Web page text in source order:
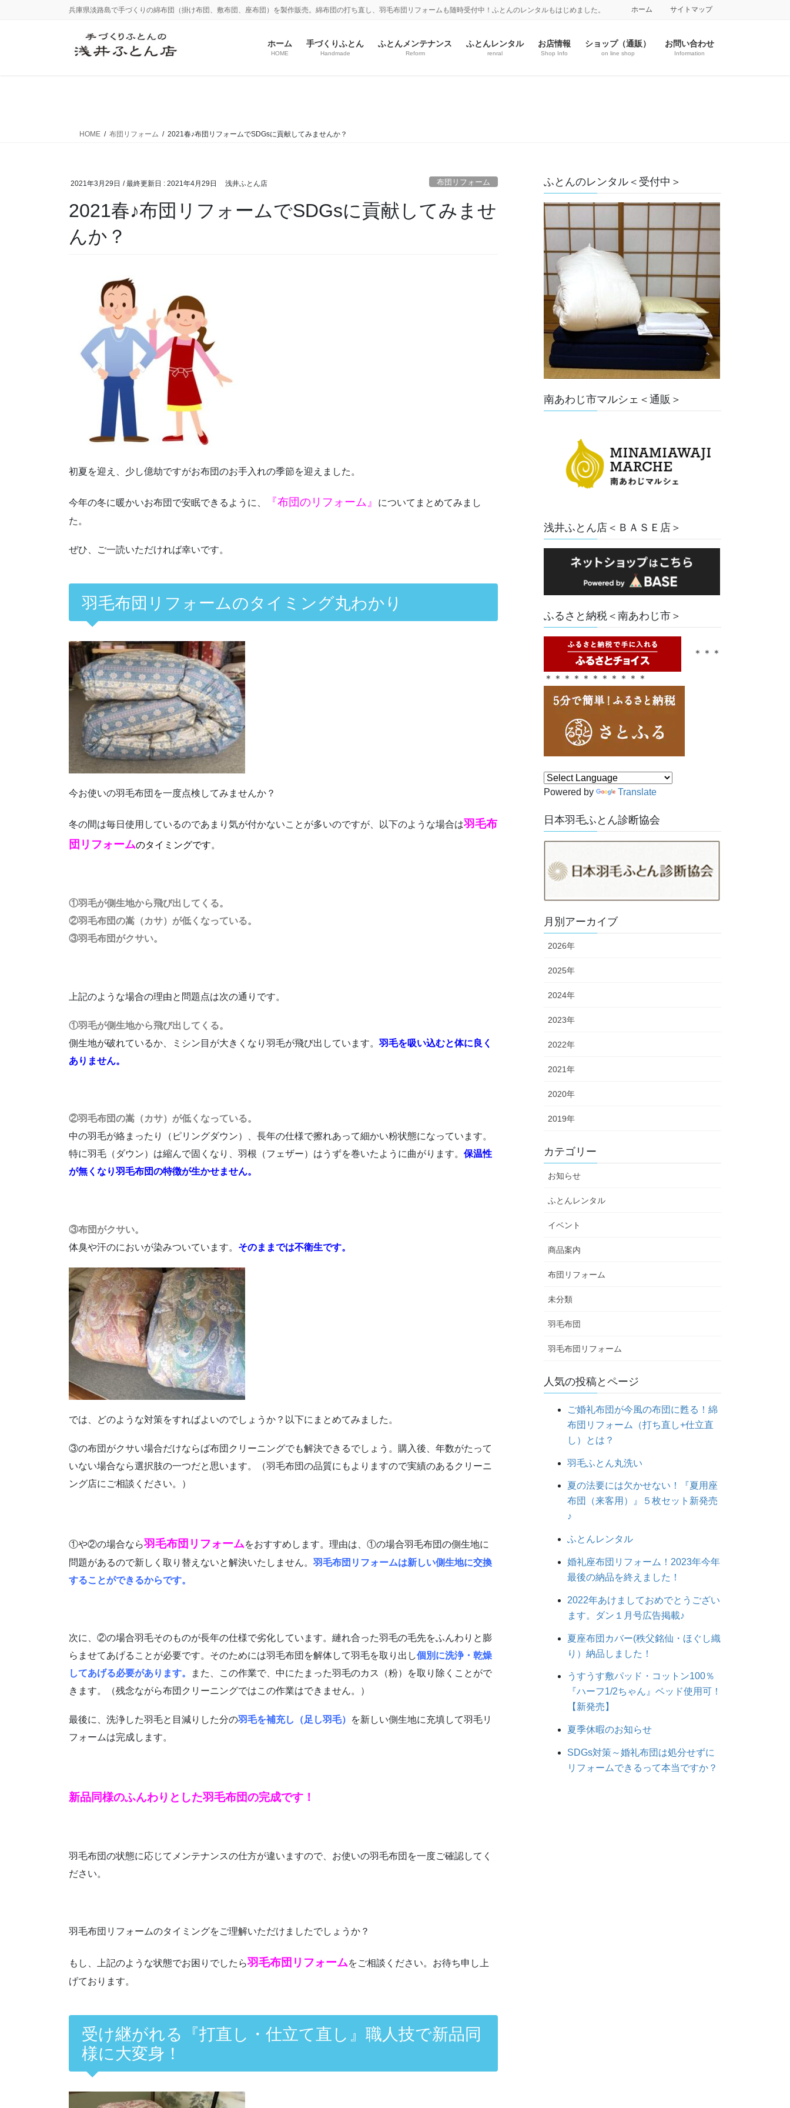
兵庫県淡路島で手づくりの綿布団（掛け布団、敷布団、座布団）を製作販売。綿布団の打ち直し、羽毛布団リフォームも随時受付中！ふとんのレンタルもはじめました。 ホーム サイトマップ
ホーム
HOME
手づくりふとん
Handmade
ふとんメンテナンス
Reform
ふとんレンタル
renral
お店情報
Shop Info
ショップ（通販）
on line shop
お問い合わせ
Information
HOME 布団リフォーム 2021春♪布団リフォームでSDGsに貢献してみませんか？
2021年3月29日 / 最終更新日 : 2021年4月29日 浅井ふとん店 布団リフォーム
2021春♪布団リフォームでSDGsに貢献してみませ
んか？
初夏を迎え、少し億劫ですがお布団のお手入れの季節を迎えました。
今年の冬に暖かいお布団で安眠できるように、 『布団のリフォーム』
についてまとめてみまし
た。
ぜひ、ご一読いただければ幸いです。
羽毛布団リフォームのタイミング丸わかり
今お使いの羽毛布団を一度点検してみませんか？
冬の間は毎日使用しているのであまり気が付かないことが多いのですが、以下のような場合は羽毛布
団リフォームのタイミングです。
①羽毛が側生地から飛び出してくる。
②羽毛布団の嵩（カサ）が低くなっている。
③羽毛布団がクサい。
上記のような場合の理由と問題点は次の通りです。
①羽毛が側生地から飛び出してくる。
側生地が破れているか、ミシン目が大きくなり羽毛が飛び出しています。 羽毛を吸い込むと体に良く
ありません。
②羽毛布団の嵩（カサ）が低くなっている。
中の羽毛が絡まったり（ピリングダウン）、長年の仕様で擦れあって細かい粉状態になっています。
特に羽毛（ダウン）は縮んで固くなり、羽根（フェザー）はうずを巻いたように曲がります。 保温性
が無くなり羽毛布団の特徴が生かせません。
③布団がクサい。
体臭や汗のにおいが染みついています。 そのままでは不衛生です。
では、どのような対策をすればよいのでしょうか？以下にまとめてみました。
③の布団がクサい場合だけならば布団クリーニングでも解決できるでしょう。購入後、年数がたって
いない場合なら選択肢の一つだと思います。（羽毛布団の品質にもよりますので実績のあるクリーニ
ング店にご相談ください。）
①や②の場合なら羽毛布団リフォームをおすすめします。理由は、①の場合羽毛布団の側生地に
問題があるので新しく取り替えないと解決いたしません。 羽毛布団リフォームは新しい側生地に交換
することができるからです。
次に、②の場合羽毛そのものが長年の仕様で劣化しています。縺れ合った羽毛の毛先をふんわりと膨
らませてあげることが必要です。そのためには羽毛布団を解体して羽毛を取り出し個別に洗浄・乾燥
してあげる必要があります。
また、この作業で、中にたまった羽毛のカス（粉）を取り除くことがで
きます。（残念ながら布団クリーニングではこの作業はできません。）
最後に、洗浄した羽毛と目減りした分の羽毛を補充し（足し羽毛）
を新しい側生地に充填して羽毛リ
フォームは完成します。
新品同様のふんわりとした羽毛布団の完成です！
羽毛布団の状態に応じてメンテナンスの仕方が違いますので、お使いの羽毛布団を一度ご確認してく
ださい。
羽毛布団リフォームのタイミングをご理解いただけましたでしょうか？
もし、上記のような状態でお困りでしたら羽毛布団リフォームをご相談ください。お待ち申し上
げております。
受け継がれる『打直し・仕立て直し』職人技で新品同
様に大変身！
ふとんのレンタル＜受付中＞
南あわじ市マルシェ＜通販＞
浅井ふとん店＜ＢＡＳＥ店＞
ふるさと納税＜南あわじ市＞
＊＊＊
＊＊＊＊＊＊＊＊＊＊＊
Powered by Translate
日本羽毛ふとん診断協会
月別アーカイブ
2026年
2025年
2024年
2023年
2022年
2021年
2020年
2019年
カテゴリー
お知らせ
ふとんレンタル
イベント
商品案内
布団リフォーム
未分類
羽毛布団
羽毛布団リフォーム
人気の投稿とページ
ご婚礼布団が今風の布団に甦る！綿
布団リフォーム（打ち直し+仕立直
し）とは？
羽毛ふとん丸洗い
夏の法要には欠かせない！『夏用座
布団（来客用）』５枚セット新発売
♪
ふとんレンタル
婚礼座布団リフォーム！2023年今年
最後の納品を終えました！
2022年あけましておめでとうござい
ます。ダン１月号広告掲載♪
夏座布団カバー(秩父銘仙・ほぐし織
り）納品しました！
うすうす敷パッド・コットン100％
『ハーフ1/2ちゃん』ベッド使用可！
【新発売】
夏季休暇のお知らせ
SDGs対策～婚礼布団は処分せずに
リフォームできるって本当ですか？